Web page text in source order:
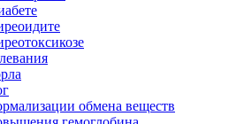
обмена веществ